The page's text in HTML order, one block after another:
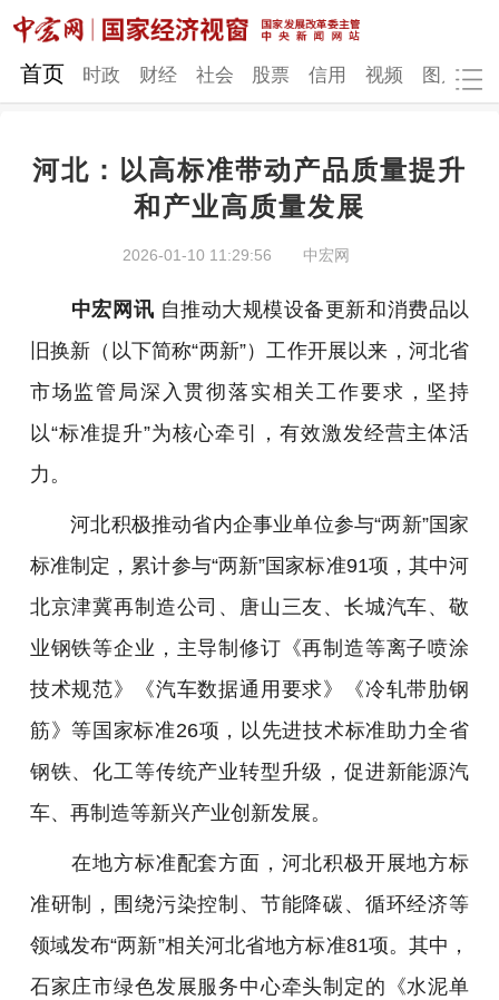
网站地图
财经 社会
图片
地方发展
首页 时政 财经 社会 股票 信用 视频 图片
河北：以高标准带动产品质量提升
和产业高质量发展
2026-01-10 11:29:56 中宏网
中宏网讯 自推动大规模设备更新和消费品以
旧换新（以下简称“两新”）工作开展以来，河北省
市场监管局深入贯彻落实相关工作要求，坚持
以“标准提升”为核心牵引，有效激发经营主体活
力。
河北积极推动省内企事业单位参与“两新”国家
标准制定，累计参与“两新”国家标准91项，其中河
北京津冀再制造公司、唐山三友、长城汽车、敬
业钢铁等企业，主导制修订《再制造等离子喷涂
技术规范》《汽车数据通用要求》《冷轧带肋钢
筋》等国家标准26项，以先进技术标准助力全省
钢铁、化工等传统产业转型升级，促进新能源汽
车、再制造等新兴产业创新发展。
在地方标准配套方面，河北积极开展地方标
准研制，围绕污染控制、节能降碳、循环经济等
领域发布“两新”相关河北省地方标准81项。其中，
石家庄市绿色发展服务中心牵头制定的《水泥单